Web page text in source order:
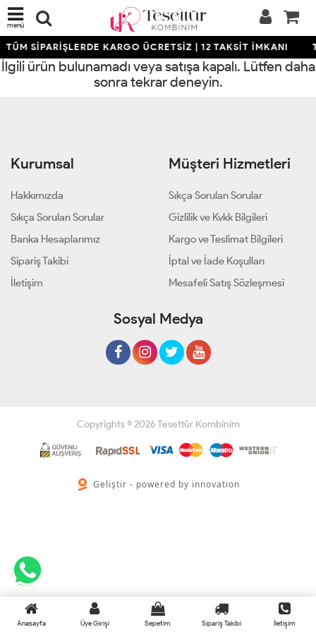
menü
TÜM SİPARİŞLERDE KARGO ÜCRETSİZ | 12 TAKSİT İMKANI
İlgili ürün bulunamadı veya satışa kapalı. Lütfen daha
sonra tekrar deneyin.
Kurumsal
Hakkımızda
Sıkça Sorulan Sorular
Banka Hesaplarımız
Sipariş Takibi
İletişim
Müşteri Hizmetleri
Sıkça Sorulan Sorular
Gizlilik ve Kvkk Bilgileri
Kargo ve Teslimat Bilgileri
İptal ve İade Koşulları
Mesafeli Satış Sözleşmesi
Sosyal Medya
Copyrights © 2026 Tesettür Kombinim
Geliştir - powered by innovation
Anasayfa Üye Girişi Sepetim Sipariş Takibi İletişim